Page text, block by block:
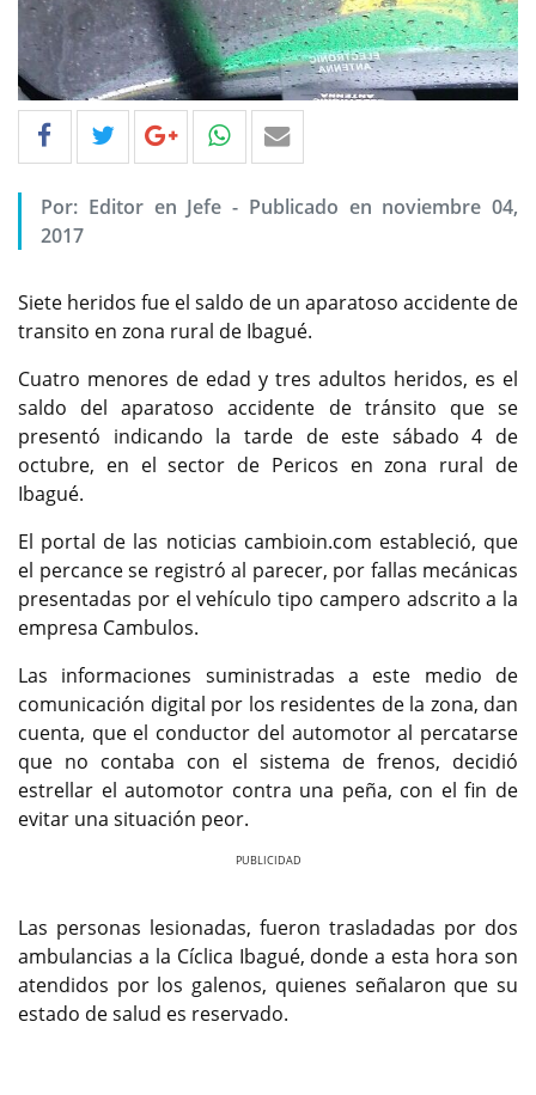
Por: Editor en Jefe - Publicado en noviembre 04,
2017
Siete heridos fue el saldo de un aparatoso accidente de
transito en zona rural de Ibagué.
Cuatro menores de edad y tres adultos heridos, es el
saldo del aparatoso accidente de tránsito que se
presentó indicando la tarde de este sábado 4 de
octubre, en el sector de Pericos en zona rural de
Ibagué.
El portal de las noticias cambioin.com estableció, que
el percance se registró al parecer, por fallas mecánicas
presentadas por el vehículo tipo campero adscrito a la
empresa Cambulos.
Las informaciones suministradas a este medio de
comunicación digital por los residentes de la zona, dan
cuenta, que el conductor del automotor al percatarse
que no contaba con el sistema de frenos, decidió
estrellar el automotor contra una peña, con el fin de
evitar una situación peor.
Las personas lesionadas, fueron trasladadas por dos
ambulancias a la Cíclica Ibagué, donde a esta hora son
atendidos por los galenos, quienes señalaron que su
estado de salud es reservado.